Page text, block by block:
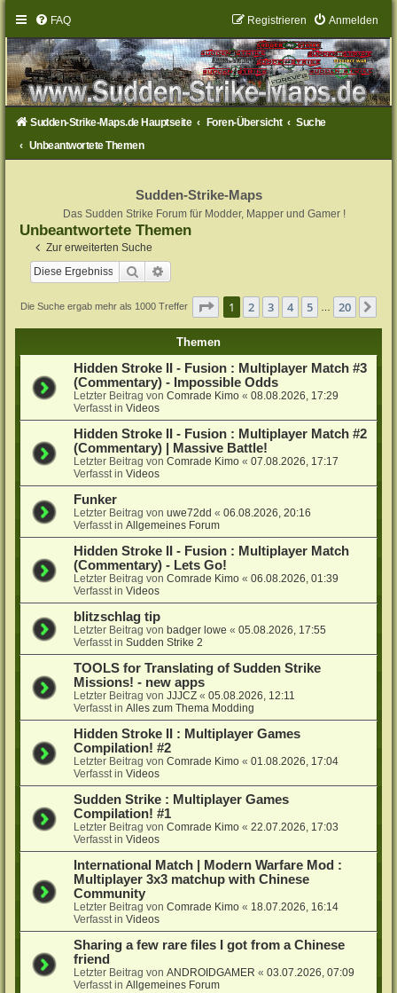
FAQ Anmelden
Registrieren
Sudden-Strike-Maps.de Hauptseite Foren-Übersicht
Suche
Unbeantwortete Themen
Sudden-Strike-Maps
Das Sudden Strike Forum für Modder, Mapper und Gamer !
Unbeantwortete Themen
Zur erweiterten Suche
Suche
Die Suche ergab mehr als 1000 Treffer Seite 1von 20
1 2 3 4 5 20
Themen
Hidden Stroke II - Fusion : Multiplayer Match #3
(Commentary) - Impossible Odds
Letzter Beitrag vonComrade Kimo «08.08.2026, 17:29
Verfasst inVideos
Hidden Stroke II - Fusion : Multiplayer Match #2
(Commentary) | Massive Battle!
Letzter Beitrag vonComrade Kimo «07.08.2026, 17:17
Verfasst inVideos
Funker
Letzter Beitrag vonuwe72dd «06.08.2026, 20:16
Verfasst inAllgemeines Forum
Hidden Stroke II - Fusion : Multiplayer Match
(Commentary) - Lets Go!
Letzter Beitrag vonComrade Kimo «06.08.2026, 01:39
Verfasst inVideos
blitzschlag tip
Letzter Beitrag vonbadger lowe «05.08.2026, 17:55
Verfasst inSudden Strike 2
TOOLS for Translating of Sudden Strike
Missions! - new apps
Letzter Beitrag vonJJJCZ «05.08.2026, 12:11
Verfasst inAlles zum Thema Modding
Hidden Stroke II : Multiplayer Games
Compilation! #2
Letzter Beitrag vonComrade Kimo «01.08.2026, 17:04
Verfasst inVideos
Sudden Strike : Multiplayer Games
Compilation! #1
Letzter Beitrag vonComrade Kimo «22.07.2026, 17:03
Verfasst inVideos
International Match | Modern Warfare Mod :
Multiplayer 3x3 matchup with Chinese
Community
Letzter Beitrag vonComrade Kimo « 18.07.2026, 16:14
Verfasst inVideos
Sharing a few rare files I got from a Chinese
friend
Letzter Beitrag vonANDROIDGAMER «03.07.2026, 07:09
Verfasst inAllgemeines Forum